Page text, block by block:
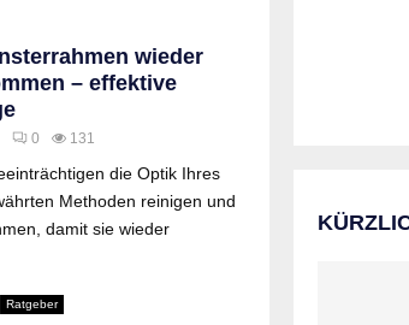
wieder
– effektive
0 131
die Optik Ihres
Methoden reinigen und
damit sie wieder
Ratgeber